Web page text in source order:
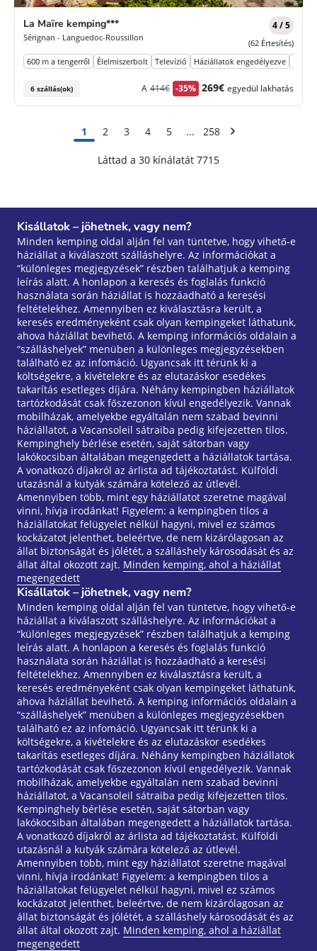
Kisállatok – jöhetnek, vagy nem?
Minden kemping oldal alján fel van tüntetve, hogy vihető-e
háziállat a kiválaszott szálláshelyre. Az információkat a
“különleges megjegyzések” részben találhatjuk a kemping
leírás alatt. A honlapon a keresés és foglalás funkció
használata során háziállat is hozzáadható a keresési
feltételekhez. Amennyiben ez kiválasztásra került, a
keresés eredményeként csak olyan kempingeket láthatunk,
ahova háziállat bevihető. A kemping információs oldalain a
“szálláshelyek” menüben a különleges megjegyzésekben
található ez az infomáció. Ugyancsak itt térünk ki a
költségekre, a kivételekre és az elutazáskor esedékes
takarítás esetleges díjára. Néhány kempingben háziállatok
tartózkodását csak főszezonon kívül engedélyezik. Vannak
mobilházak, amelyekbe egyáltalán nem szabad bevinni
háziállatot, a Vacansoleil sátraiba pedig kifejezetten tilos.
Kempinghely bérlése esetén, saját sátorban vagy
lakókocsiban általában megengedett a háziállatok tartása.
A vonatkozó díjakról az árlista ad tájékoztatást. Külföldi
utazásnál a kutyák számára kötelező az útlevél.
Amennyiben több, mint egy háziállatot szeretne magával
vinni, hívja irodánkat! Figyelem: a kempingben tilos a
háziállatokat felügyelet nélkül hagyni, mivel ez számos
kockázatot jelenthet, beleértve, de nem kizárólagosan az
állat biztonságát és jólétét, a szálláshely károsodását és az
állat által okozott zajt. Minden kemping, ahol a háziállat
megengedett
Kisállatok – jöhetnek, vagy nem?
Minden kemping oldal alján fel van tüntetve, hogy vihető-e
háziállat a kiválaszott szálláshelyre. Az információkat a
“különleges megjegyzések” részben találhatjuk a kemping
leírás alatt. A honlapon a keresés és foglalás funkció
használata során háziállat is hozzáadható a keresési
feltételekhez. Amennyiben ez kiválasztásra került, a
keresés eredményeként csak olyan kempingeket láthatunk,
ahova háziállat bevihető. A kemping információs oldalain a
“szálláshelyek” menüben a különleges megjegyzésekben
található ez az infomáció. Ugyancsak itt térünk ki a
költségekre, a kivételekre és az elutazáskor esedékes
takarítás esetleges díjára. Néhány kempingben háziállatok
tartózkodását csak főszezonon kívül engedélyezik. Vannak
mobilházak, amelyekbe egyáltalán nem szabad bevinni
háziállatot, a Vacansoleil sátraiba pedig kifejezetten tilos.
Kempinghely bérlése esetén, saját sátorban vagy
lakókocsiban általában megengedett a háziállatok tartása.
A vonatkozó díjakról az árlista ad tájékoztatást. Külföldi
utazásnál a kutyák számára kötelező az útlevél.
Amennyiben több, mint egy háziállatot szeretne magával
vinni, hívja irodánkat! Figyelem: a kempingben tilos a
háziállatokat felügyelet nélkül hagyni, mivel ez számos
kockázatot jelenthet, beleértve, de nem kizárólagosan az
állat biztonságát és jólétét, a szálláshely károsodását és az
állat által okozott zajt. Minden kemping, ahol a háziállat
megengedett
La Maïre kemping***
Sérignan - Languedoc-Roussillon
4 / 5
(62 Értesítés)
600 m a tengerről
Élelmiszerbolt Televízió Háziállatok engedélyezve
6 szállás(ok) A Korábbi
414€ -35% Új
269€ egyedül lakhatás
1 2 3 4 5 258
Láttad a 30 kínálatát 7715